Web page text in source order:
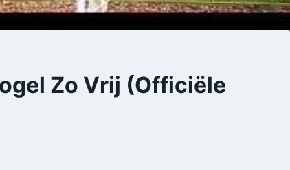
Zo Vrij (Officiële